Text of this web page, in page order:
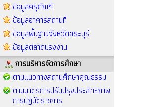
ข้อมูลครุภัณฑ์
ข้อมูลอาคารสถานที่
ข้อมูลพื้นฐานจังหวัดสระบุรี
ข้อมูลตลาดแรงงาน
การบริหารจัดการศึกษา
ตามแนวทางสถานศึกษาคุณธรรม
ตามมาตรการปรับปรุงประสิทธิภาพ
การปฏิบัติราชการ